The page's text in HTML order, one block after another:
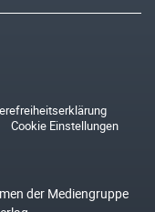
Cookie Einstellungen
der Mediengruppe